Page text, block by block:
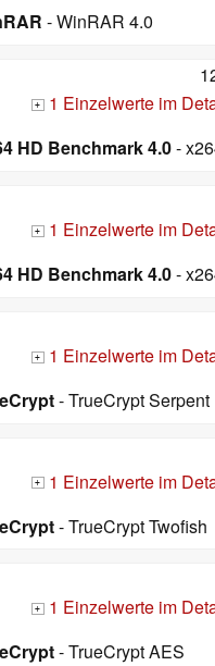
- WinRAR 4.0
+ 1 Einzelwerte im
HD Benchmark 4.0-
+ 1 Einzelwerte im
HD Benchmark 4.0-
+ 1 Einzelwerte im
- TrueCrypt Serpent
+ 1 Einzelwerte im
- TrueCrypt Twofish
+ 1 Einzelwerte im
- TrueCrypt AES